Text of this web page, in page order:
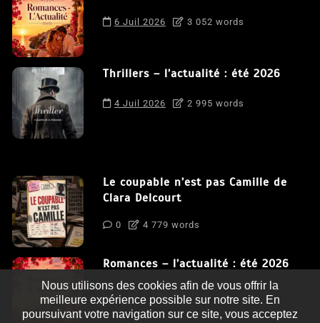
6 Juil 2026 3 052 words
Thrillers – l’actualité : été 2026
4 Juil 2026 2 995 words
Le coupable n’est pas Camille de
Clara Delcourt
0 4 779 words
Romances – l’actualité : été 2026
0 3 052 words
Nous utilisons des cookies afin de vous offrir la
meilleure expérience possible sur notre site. En
poursuivant votre navigation sur ce site, vous acceptez